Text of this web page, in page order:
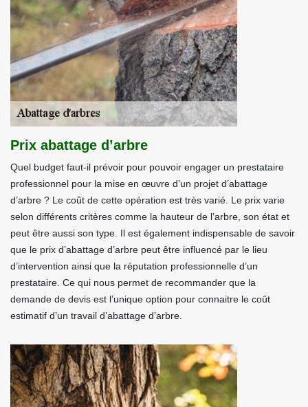
Prix abattage d’arbre
Quel budget faut-il prévoir pour pouvoir engager un prestataire
professionnel pour la mise en œuvre d’un projet d’abattage
d’arbre ? Le coût de cette opération est très varié. Le prix varie
selon différents critères comme la hauteur de l’arbre, son état et
peut être aussi son type. Il est également indispensable de savoir
que le prix d’abattage d’arbre peut être influencé par le lieu
d’intervention ainsi que la réputation professionnelle d’un
prestataire. Ce qui nous permet de recommander que la
demande de devis est l’unique option pour connaitre le coût
estimatif d’un travail d’abattage d’arbre.